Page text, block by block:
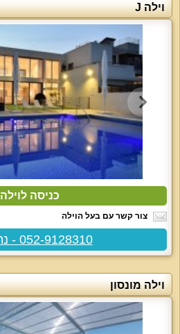
וילה J
כניסה לוילה J
צור קשר עם בעל הוילה
052-9128310 - נתי / חיים
וילה מונסון